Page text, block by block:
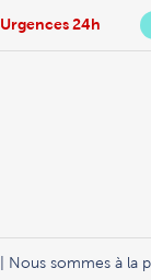
Urgences 24h
| Nous sommes à la